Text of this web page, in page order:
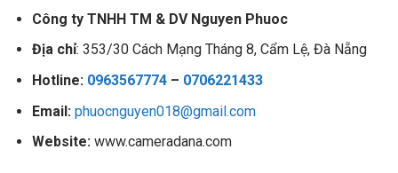
Công ty TNHH TM & DV Nguyen Phuoc
Địa chỉ: 353/30 Cách Mạng Tháng 8, Cẩm Lệ, Đà Nẵng
Hotline: 0963567774– 0706221433
Email: phuocnguyen018@gmail.com
Website:www.cameradana.com